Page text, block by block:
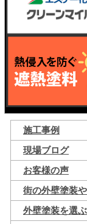
施工事例
現場ブログ
お客様の声
街の外壁塗装
外壁塗装を選